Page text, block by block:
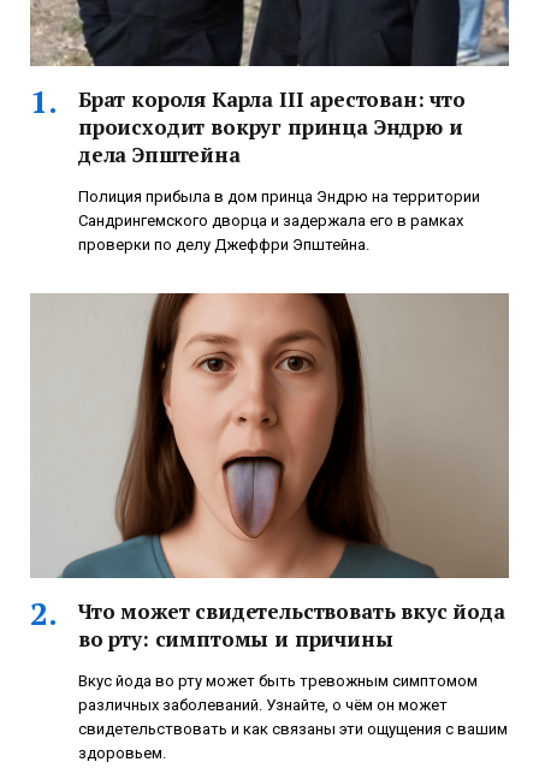
Брат короля Карла III арестован: что
происходит вокруг принца Эндрю и
дела Эпштейна
Полиция прибыла в дом принца Эндрю на территории
Сандрингемского дворца и задержала его в рамках
проверки по делу Джеффри Эпштейна.
Что может свидетельствовать вкус йода
во рту: симптомы и причины
Вкус йода во рту может быть тревожным симптомом
различных заболеваний. Узнайте, о чём он может
свидетельствовать и как связаны эти ощущения с вашим
здоровьем.